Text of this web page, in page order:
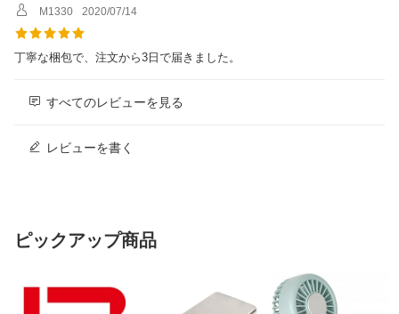
M1330 2020/07/14
丁寧な梱包で、注文から3日で届きました。
すべてのレビューを見る
レビューを書く
ピックアップ商品